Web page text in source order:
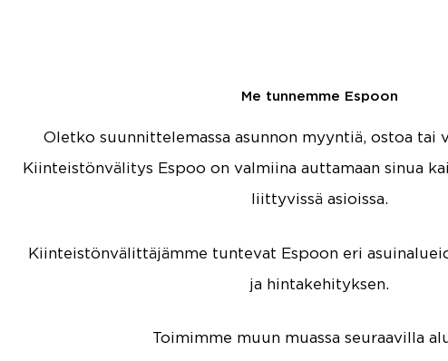
Me tunnemme Espoon
Oletko suunnittelemassa asunnon myyntiä, ostoa tai
Kiinteistönvälitys Espoo on valmiina auttamaan sinua
liittyvissä asioissa.
Kiinteistönvälittäjämme tuntevat Espoon eri
ja hintakehityksen.
Toimimme muun muassa seuraavilla